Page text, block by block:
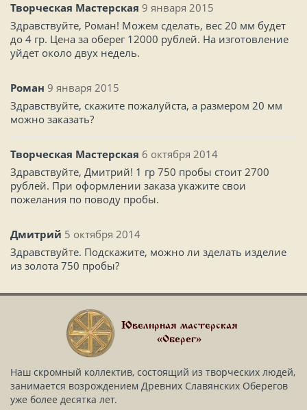
Творческая Мастерская 9 января 2015
Здравствуйте, Роман! Можем сделать, вес 20 мм будет
до 4 гр. Цена за оберег 12000 рублей. На изготовление
уйдет около двух недель.
Роман 9 января 2015
Здравствуйте, скажите пожалуйста, а размером 20 мм
можно заказать?
Творческая Мастерская 6 октября 2014
Здравствуйте, Дмитрий! 1 гр 750 пробы стоит 2700
рублей. При оформлении заказа укажите свои
пожелания по поводу пробы.
Дмитрий 5 октября 2014
Здравствуйте. Подскажите, можно ли зделать изделие
из золота 750 пробы?
Ювелирная мастерская
«Оберег»
Наш скромный коллектив, состоящий из творческих людей,
занимается возрождением Древних Славянских Оберегов
уже более десятка лет.